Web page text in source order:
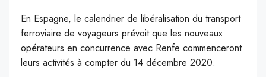
En Espagne, le calendrier de libéralisation du transport
ferroviaire de voyageurs prévoit que les nouveaux
opérateurs en concurrence avec Renfe commenceront
leurs activités à compter du 14 décembre 2020.